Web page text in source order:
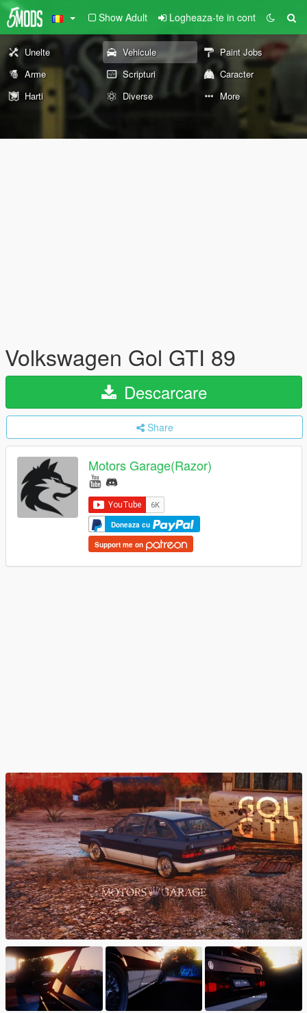
Show Adult Logheaza-te in cont
Unelte Vehicule
Paint Jobs
Arme
Scripturi
Caracter
Harti
Diverse More
Volkswagen Gol GTI 89
Descarcare
Share
Motors Garage(Razor)
Doneaza cu
Support me on